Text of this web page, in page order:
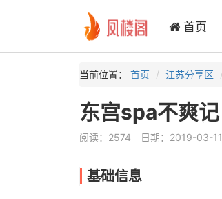
首页
当前位置： 首页 江苏分享区
东宫spa不爽记
阅读：2574 日期：2019-03-11
基础信息